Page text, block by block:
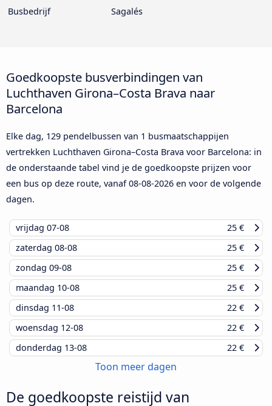
Busbedrijf
Sagalés
Goedkoopste busverbindingen van
Luchthaven Girona–Costa Brava naar
Barcelona
Elke dag, 129 pendelbussen van 1 busmaatschappijen
vertrekken Luchthaven Girona–Costa Brava voor Barcelona: in
de onderstaande tabel vind je de goedkoopste prijzen voor
een bus op deze route, vanaf08-08-2026 en voor de volgende
dagen.
vrijdag 07-08
25 €
zaterdag 08-08
25 €
zondag 09-08
25 €
maandag 10-08
25 €
dinsdag 11-08
22 €
woensdag 12-08
22 €
donderdag 13-08 22 €
Toon meer dagen
De goedkoopste reistijd van